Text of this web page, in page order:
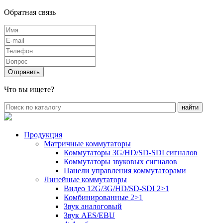
Обратная связь
Что вы ищете?
Продукция
Матричные коммутаторы
Коммутаторы 3G/HD/SD-SDI сигналов
Коммутаторы звуковых сигналов
Панели управления коммутаторами
Линейные коммутаторы
Видео 12G/3G/HD/SD-SDI 2>1
Комбинированные 2>1
Звук аналоговый
Звук AES/EBU